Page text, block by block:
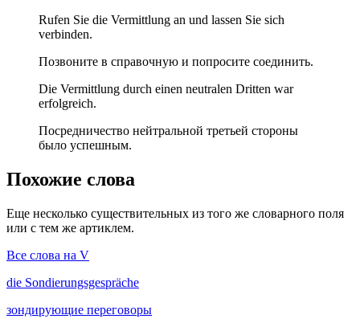
Rufen Sie die Vermittlung an und lassen Sie sich
verbinden.
Позвоните в справочную и попросите соединить.
Die Vermittlung durch einen neutralen Dritten war
erfolgreich.
Посредничество нейтральной третьей стороны
было успешным.
Похожие слова
Еще несколько существительных из того же словарного поля
или с тем же артиклем.
Все слова на V
die Sondierungsgespräche
зондирующие переговоры